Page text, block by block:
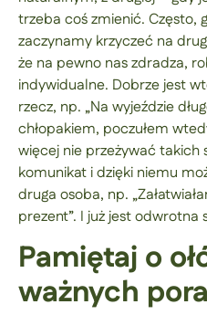
trzeba coś zmienić. Często,
zaczynamy krzyczeć na
że na pewno nas zdradza,
indywidualne. Dobrze jest
rzecz, np. „Na wyjeździe
chłopakiem, poczułem
więcej nie przeżywać takich
komunikat i dzięki niemu
druga osoba, np.
prezent”. I już jest odwrotna
Pamiętaj o
ważnych